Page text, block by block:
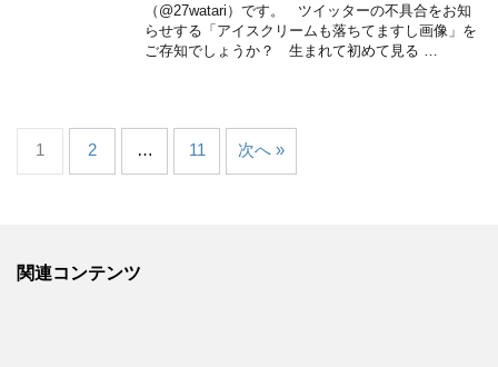
（@27watari）です。 ツイッターの不具合をお知
らせする「アイスクリームも落ちてますし画像」を
ご存知でしょうか？ 生まれて初めて見る …
1 2 … 11 次へ »
関連コンテンツ